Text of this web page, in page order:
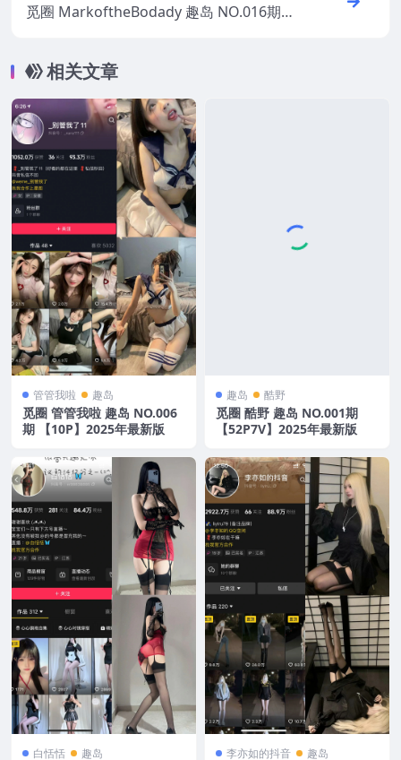
觅圈 MarkoftheBodady 趣岛 NO.016期
相关文章
管管我啦 趣岛
觅圈 管管我啦 趣岛 NO.006
期 【10P】2025年最新版
趣岛 酷野
觅圈 酷野 趣岛 NO.001期
【52P7V】2025年最新版
白恬恬 趣岛 李亦如的抖音 趣岛